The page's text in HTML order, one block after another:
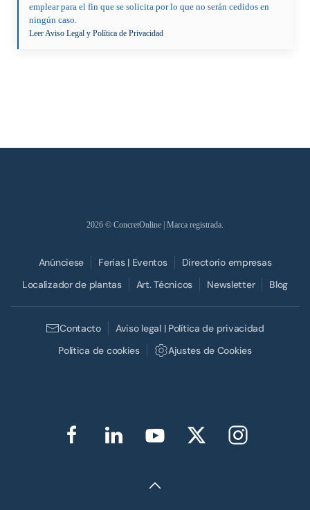
emplear para el fin que se solicita por lo que no serán cedidos en
ningún caso.
Leer Aviso Legal y Política de Privacidad
2026 © ConcretOnline | Marca registrada.
Anúnciese Ferias | Eventos
Directorio empresas
Localizador de plantas
Art. Técnicos Newsletter Blog
Contacto
Aviso legal | Política de privacidad
Política de cookies
Ajustes de Cookies